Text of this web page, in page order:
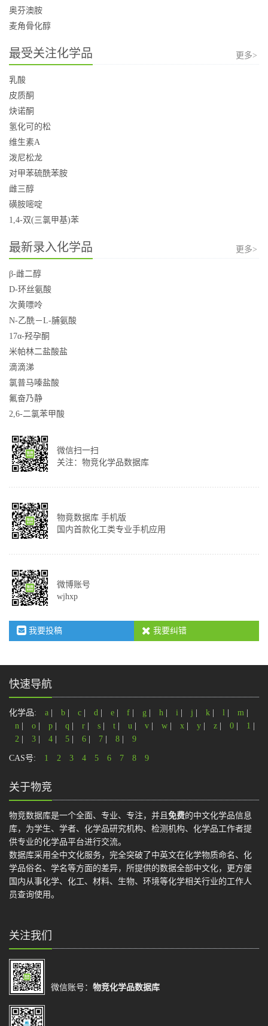
奥芬澳胺
麦角骨化醇
最受关注化学品 更多>
乳酸
皮质酮
炔诺酮
氢化可的松
维生素A
泼尼松龙
对甲苯硫酰苯胺
雌三醇
磺胺嘧啶
1,4-双(三氯甲基)苯
最新录入化学品 更多>
β-雌二醇
D-环丝氨酸
次黄嘌呤
N-乙酰－L-脯氨酸
17α-羟孕酮
米帕林二盐酸盐
滴滴涕
氯普马嗪盐酸
氟奋乃静
2,6-二氯苯甲酸
微信扫一扫
关注：物竞化学品数据库
物竟数据库 手机版
国内首款化工类专业手机应用
微博账号
wjhxp
我要投稿 我要纠错
快速导航
化学品: a b c d e f g h i j k l m
n
o p q r s t u v w x y z 0 1
2
3 4 5 6 7 8 9
CAS号: 1 2 3 4 5 6 7 8 9
关于物竞
物竞数据库是一个全面、专业、专注，并且 免费的中文化学品信息
库，为学生、学者、化学品研究机构、检测机构、化学品工作者提
供专业的化学品平台进行交流。
数据库采用全中文化服务，完全突破了中英文在化学物质命名、化
学品俗名、学名等方面的差异，所提供的数据全部中文化，更方便
国内从事化学、化工、材料、生物、环境等化学相关行业的工作人
员查询使用。
关注我们
微信账号： 物竞化学品数据库